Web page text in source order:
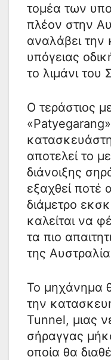
τομέα των
πλέον στην
αναλάβει την
υπόγειας
το λιμάνι του
Ο τεράστιος
αποτελεί το
διάνοιξης
εξαχθεί
διάμετρο
καλείται να
τα πιο
της
Το μηχάνημα
την
Tunnel, μιας
σήραγγας
οποία θα